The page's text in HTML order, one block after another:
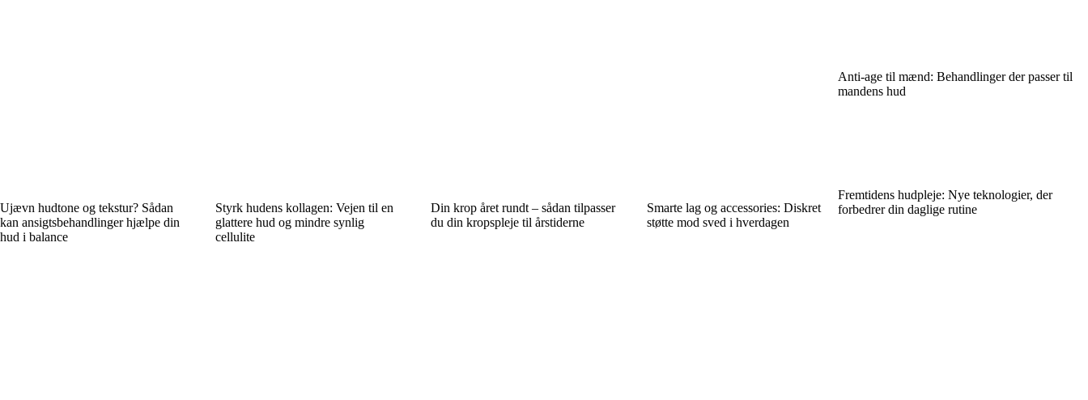
Ujævn hudtone og tekstur? Sådan
kan ansigtsbehandlinger hjælpe din
hud i balance
Styrk hudens kollagen: Vejen til en
glattere hud og mindre synlig
cellulite
Din krop året rundt – sådan tilpasser
du din kropspleje til årstiderne
Smarte lag og accessories: Diskret
støtte mod sved i hverdagen
Anti-age til mænd: Behandlinger der passer til
mandens hud
Fremtidens hudpleje: Nye teknologier, der
forbedrer din daglige rutine